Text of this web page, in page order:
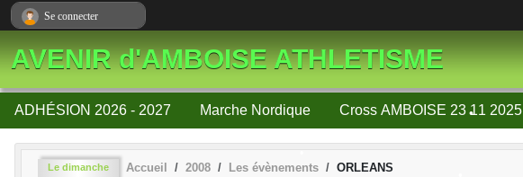
AVENIR d'AMBOISE ATHLETISME
ADHÉSION 2026 - 2027 Marche Nordique Cross AMBOISE 23 11 2025
Le dimanche Accueil 2008 Les évènements ORLEANS
Se connecter
•
•
Panneau de gestion des cookies